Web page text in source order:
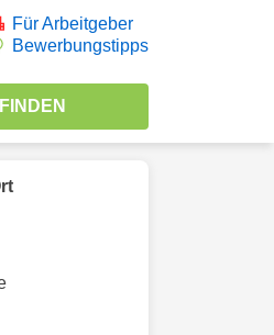
Für Arbeitgeber
Bewerbungstipps